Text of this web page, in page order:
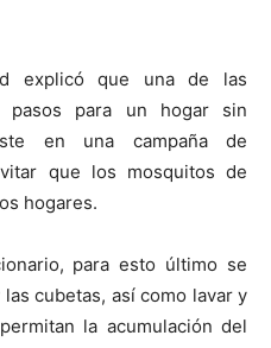
explicó que una de las
pasos para un hogar sin
en una campaña de
que los mosquitos de
hogares.
para esto último se
cubetas, así como lavar y
la acumulación del